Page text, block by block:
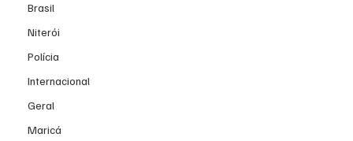
Brasil
Niterói
Polícia
Internacional
Geral
Maricá